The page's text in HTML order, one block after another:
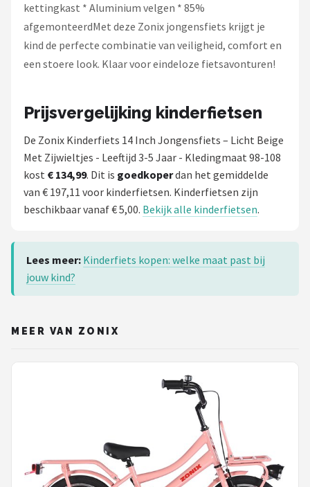
kettingkast * Aluminium velgen * 85%
afgemonteerdMet deze Zonix jongensfiets krijgt je
kind de perfecte combinatie van veiligheid, comfort en
een stoere look. Klaar voor eindeloze fietsavonturen!
Prijsvergelijking kinderfietsen
De Zonix Kinderfiets 14 Inch Jongensfiets – Licht Beige
Met Zijwieltjes - Leeftijd 3-5 Jaar - Kledingmaat 98-108
kost € 134,99. Dit is goedkoperdan het gemiddelde
van € 197,11 voor kinderfietsen. Kinderfietsen zijn
beschikbaar vanaf € 5,00. Bekijk alle kinderfietsen.
Lees meer: Kinderfiets kopen: welke maat past bij
jouw kind?
MEER VAN ZONIX